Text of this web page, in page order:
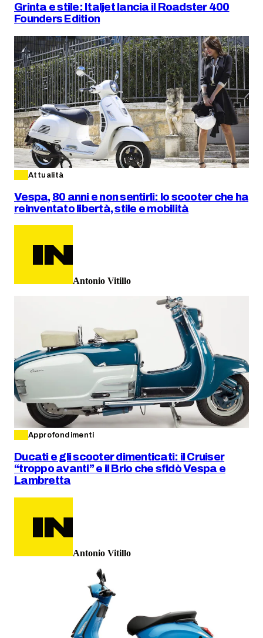
Grinta e stile: Italjet lancia il Roadster 400
Founders Edition
Attualità
Vespa, 80 anni e non sentirli: lo scooter che ha
reinventato libertà, stile e mobilità
Antonio Vitillo
Approfondimenti
Ducati e gli scooter dimenticati: il Cruiser
“troppo avanti” e il Brio che sfidò Vespa e
Lambretta
Antonio Vitillo